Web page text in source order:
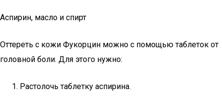
Аспирин, масло и спирт
Оттереть с кожи Фукорцин можно с помощью таблеток от
головной боли. Для этого нужно:
Растолочь таблетку аспирина.